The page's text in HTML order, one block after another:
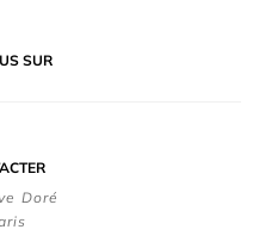
SUR
Doré